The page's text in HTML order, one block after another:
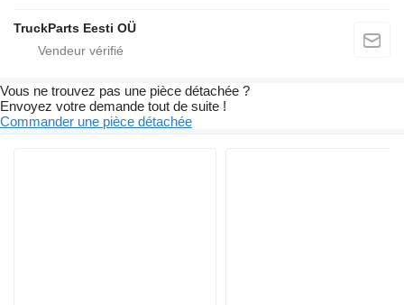
TruckParts Eesti OÜ
Vous ne trouvez pas une pièce détachée ?
Envoyez votre demande tout de suite !
Commander une pièce détachée